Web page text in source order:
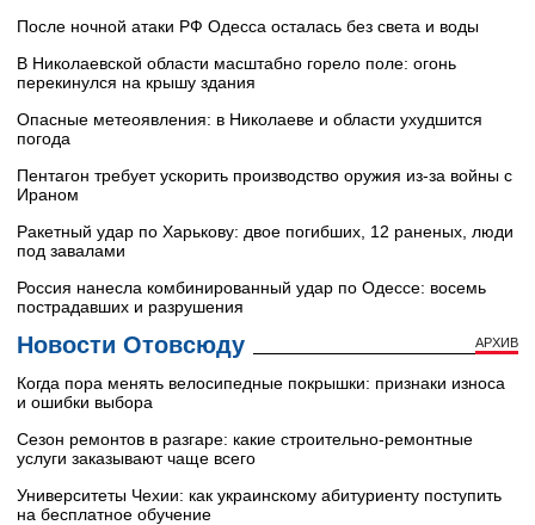
После ночной атаки РФ Одесса осталась без света и воды
В Николаевской области масштабно горело поле: огонь
перекинулся на крышу здания
Опасные метеоявления: в Николаеве и области ухудшится
погода
Пентагон требует ускорить производство оружия из-за войны с
Ираном
Ракетный удар по Харькову: двое погибших, 12 раненых, люди
под завалами
Россия нанесла комбинированный удар по Одессе: восемь
пострадавших и разрушения
Новости Отовсюду АРХИВ
Когда пора менять велосипедные покрышки: признаки износа
и ошибки выбора
Сезон ремонтов в разгаре: какие строительно-ремонтные
услуги заказывают чаще всего
Университеты Чехии: как украинскому абитуриенту поступить
на бесплатное обучение